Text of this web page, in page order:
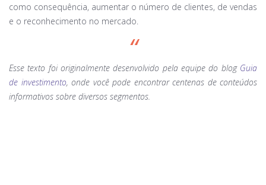
como consequência, aumentar o número de clientes, de vendas
e o reconhecimento no mercado.
Esse texto foi originalmente desenvolvido pela equipe do blog Guia
de investimento, onde você pode encontrar centenas de conteúdos
informativos sobre diversos segmentos.